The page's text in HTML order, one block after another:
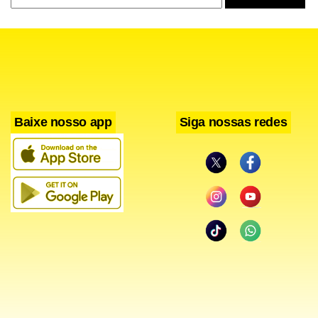
Facebook
WhatsApp
LinkedIn
Twitter
X Telegram
Share
Baixe nosso app Siga nossas redes